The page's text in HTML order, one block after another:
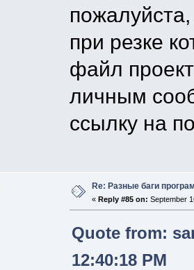
при резке
файл
личным
ссылку на
Re: Разные баги
« Reply #85 on: September
Quote from:
12:40:18 PM